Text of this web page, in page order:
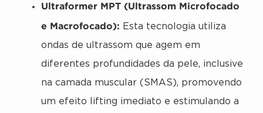
Ultraformer MPT (Ultrassom Microfocado
e Macrofocado): Esta tecnologia utiliza
ondas de ultrassom que agem em
diferentes profundidades da pele, inclusive
na camada muscular (SMAS), promovendo
um efeito lifting imediato e estimulando a